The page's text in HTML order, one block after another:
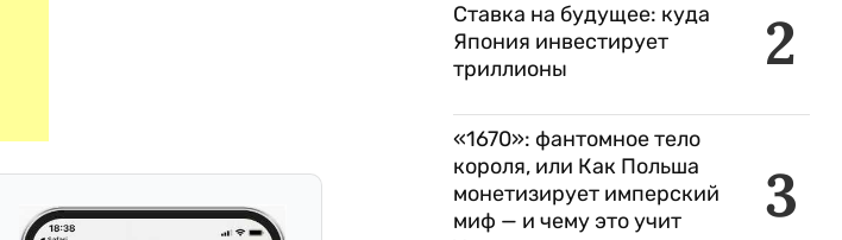
2
Ставка на будущее: куда
Япония инвестирует
триллионы
3
«1670»: фантомное тело
короля, или Как Польша
монетизирует имперский
миф — и чему это учит